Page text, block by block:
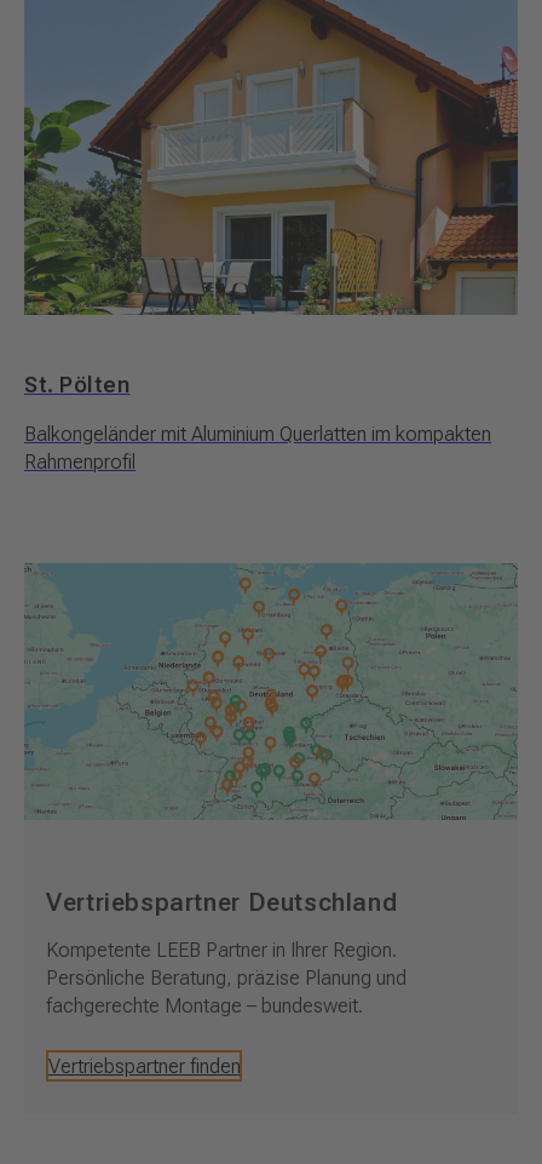
St. Pölten
Balkongeländer mit Aluminium Querlatten im kompakten
Rahmenprofil
Vertriebspartner Deutschland
Kompetente LEEB Partner in Ihrer Region.
Persönliche Beratung, präzise Planung und
fachgerechte Montage – bundesweit.
Vertriebspartner finden